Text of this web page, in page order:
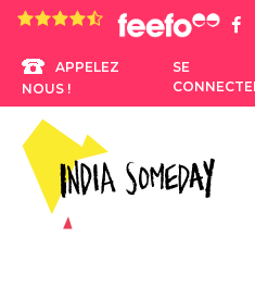
4.8 rating based on 1,234
APPELEZ
NOUS !
SE